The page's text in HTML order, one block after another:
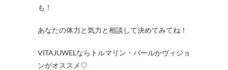
も！
あなたの体力と気力と相談して決めてみてね！
VITAJUWELならトルマリン・パールかヴィジョ
ンがオススメ♡